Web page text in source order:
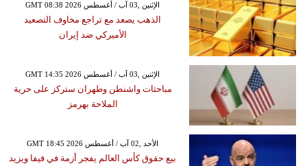
GMT 08:38 2026 الإثنين ,03 آب / أغسطس
الذهب يصعد مع تراجع مخاوف التصعيد
الأميركي ضد إيران
GMT 14:35 2026 الإثنين ,03 آب / أغسطس
مباحثات واشنطن وطهران ستركز على حرية
الملاحة بهرمز
GMT 18:45 2026 الأحد ,02 آب / أغسطس
بيع حقوق كأس العالم يفجر أزمة في فيفا ويزيد